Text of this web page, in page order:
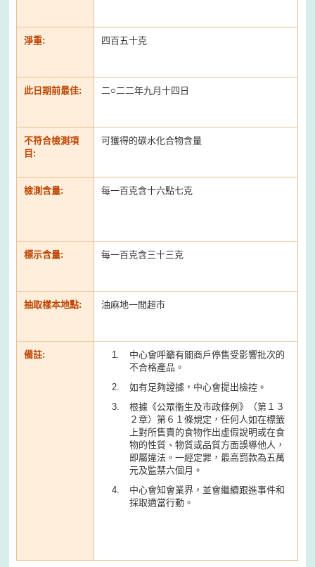
淨重: 四百五十克
此日期前最佳: 二○二二年九月十四日
不符合檢測項
目:
可獲得的碳水化合物含量
檢測含量: 每一百克含十六點七克
標示含量: 每一百克含三十三克
抽取樣本地點: 油麻地一間超巿
備註:
中心會呼籲有關商戶停售受影響批次的
不合格產品。
如有足夠證據，中心會提出檢控。
根據《公眾衞生及市政條例》（第１３
２章）第６１條規定，任何人如在標籤
上對所售賣的食物作出虛假說明或在食
物的性質、物質或品質方面誤導他人，
即屬違法。一經定罪，最高罰款為五萬
元及監禁六個月。
中心會知會業界，並會繼續跟進事件和
採取適當行動。